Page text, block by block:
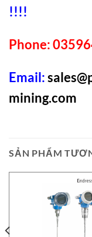
!!!!
Phone:
Email:
mining.com
SẢN PHẨM